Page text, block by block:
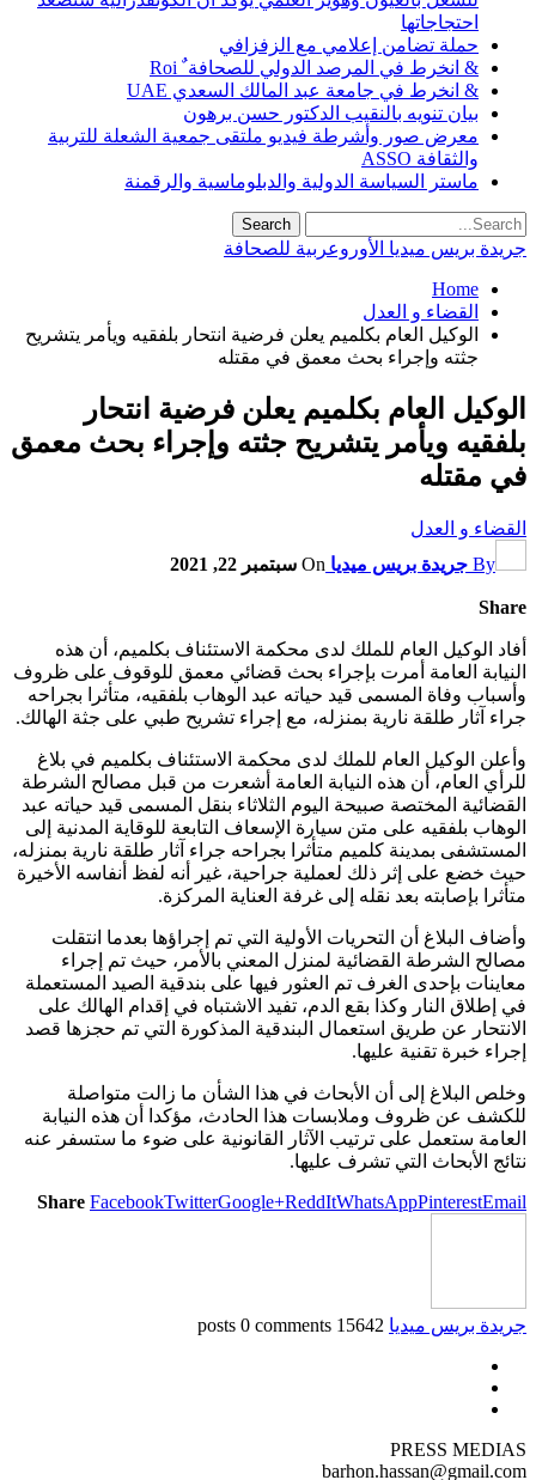
احتجاجاتها
حملة تضامن إعلامي مع الزفزافي
& انخرط في المرصد الدولي للصحافة ٌ Roi
& انخرط في جامعة عبد المالك السعدي UAE
بيان تنويه بالنقيب الدكتور حسن برهون
معرض صور وأشرطة فيديو ملتقى جمعية الشعلة للتربية
والثقافة ASSO
ماستر السياسة الدولية والدبلوماسية والرقمنة
جريدة بريس ميديا الأوروعربية للصحافة
Home
القضاء و العدل
الوكيل العام بكلميم يعلن فرضية انتحار بلفقيه ويأمر يتشريح
جثته وإجراء بحث معمق في مقتله
الوكيل العام بكلميم يعلن فرضية انتحار
بلفقيه ويأمر يتشريح جثته وإجراء بحث معمق
في مقتله
القضاء و العدل
By جريدة بريس ميديا On سبتمبر 22, 2021
Share
أفاد الوكيل العام للملك لدى محكمة الاستئناف بكلميم، أن هذه
النيابة العامة أمرت بإجراء بحث قضائي معمق للوقوف على ظروف
وأسباب وفاة المسمى قيد حياته عبد الوهاب بلفقيه، متأثرا بجراحه
جراء آثار طلقة نارية بمنزله، مع إجراء تشريح طبي على جثة الهالك.
وأعلن الوكيل العام للملك لدى محكمة الاستئناف بكلميم في بلاغ
للرأي العام، أن هذه النيابة العامة أشعرت من قبل مصالح الشرطة
القضائية المختصة صبيحة اليوم الثلاثاء بنقل المسمى قيد حياته عبد
الوهاب بلفقيه على متن سيارة الإسعاف التابعة للوقاية المدنية إلى
المستشفى بمدينة كلميم متأثرا بجراحه جراء آثار طلقة نارية بمنزله،
حيث خضع على إثر ذلك لعملية جراحية، غير أنه لفظ أنفاسه الأخيرة
متأثرا بإصابته بعد نقله إلى غرفة العناية المركزة.
وأضاف البلاغ أن التحريات الأولية التي تم إجراؤها بعدما انتقلت
مصالح الشرطة القضائية لمنزل المعني بالأمر، حيث تم إجراء
معاينات بإحدى الغرف تم العثور فيها على بندقية الصيد المستعملة
في إطلاق النار وكذا بقع الدم، تفيد الاشتباه في إقدام الهالك على
الانتحار عن طريق استعمال البندقية المذكورة التي تم حجزها قصد
إجراء خبرة تقنية عليها.
وخلص البلاغ إلى أن الأبحاث في هذا الشأن ما زالت متواصلة
للكشف عن ظروف وملابسات هذا الحادث، مؤكدا أن هذه النيابة
العامة ستعمل على ترتيب الآثار القانونية على ضوء ما ستسفر عنه
نتائج الأبحاث التي تشرف عليها.
Share FacebookTwitterGoogle+ReddItWhatsAppPinterestEmail
جريدة بريس ميديا 15642 posts
0 comments
PRESS MEDIAS
barhon.hassan@gmail.com